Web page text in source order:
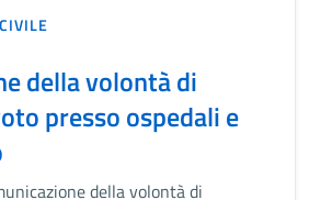
della volontà di
presso ospedali e
della volontà di